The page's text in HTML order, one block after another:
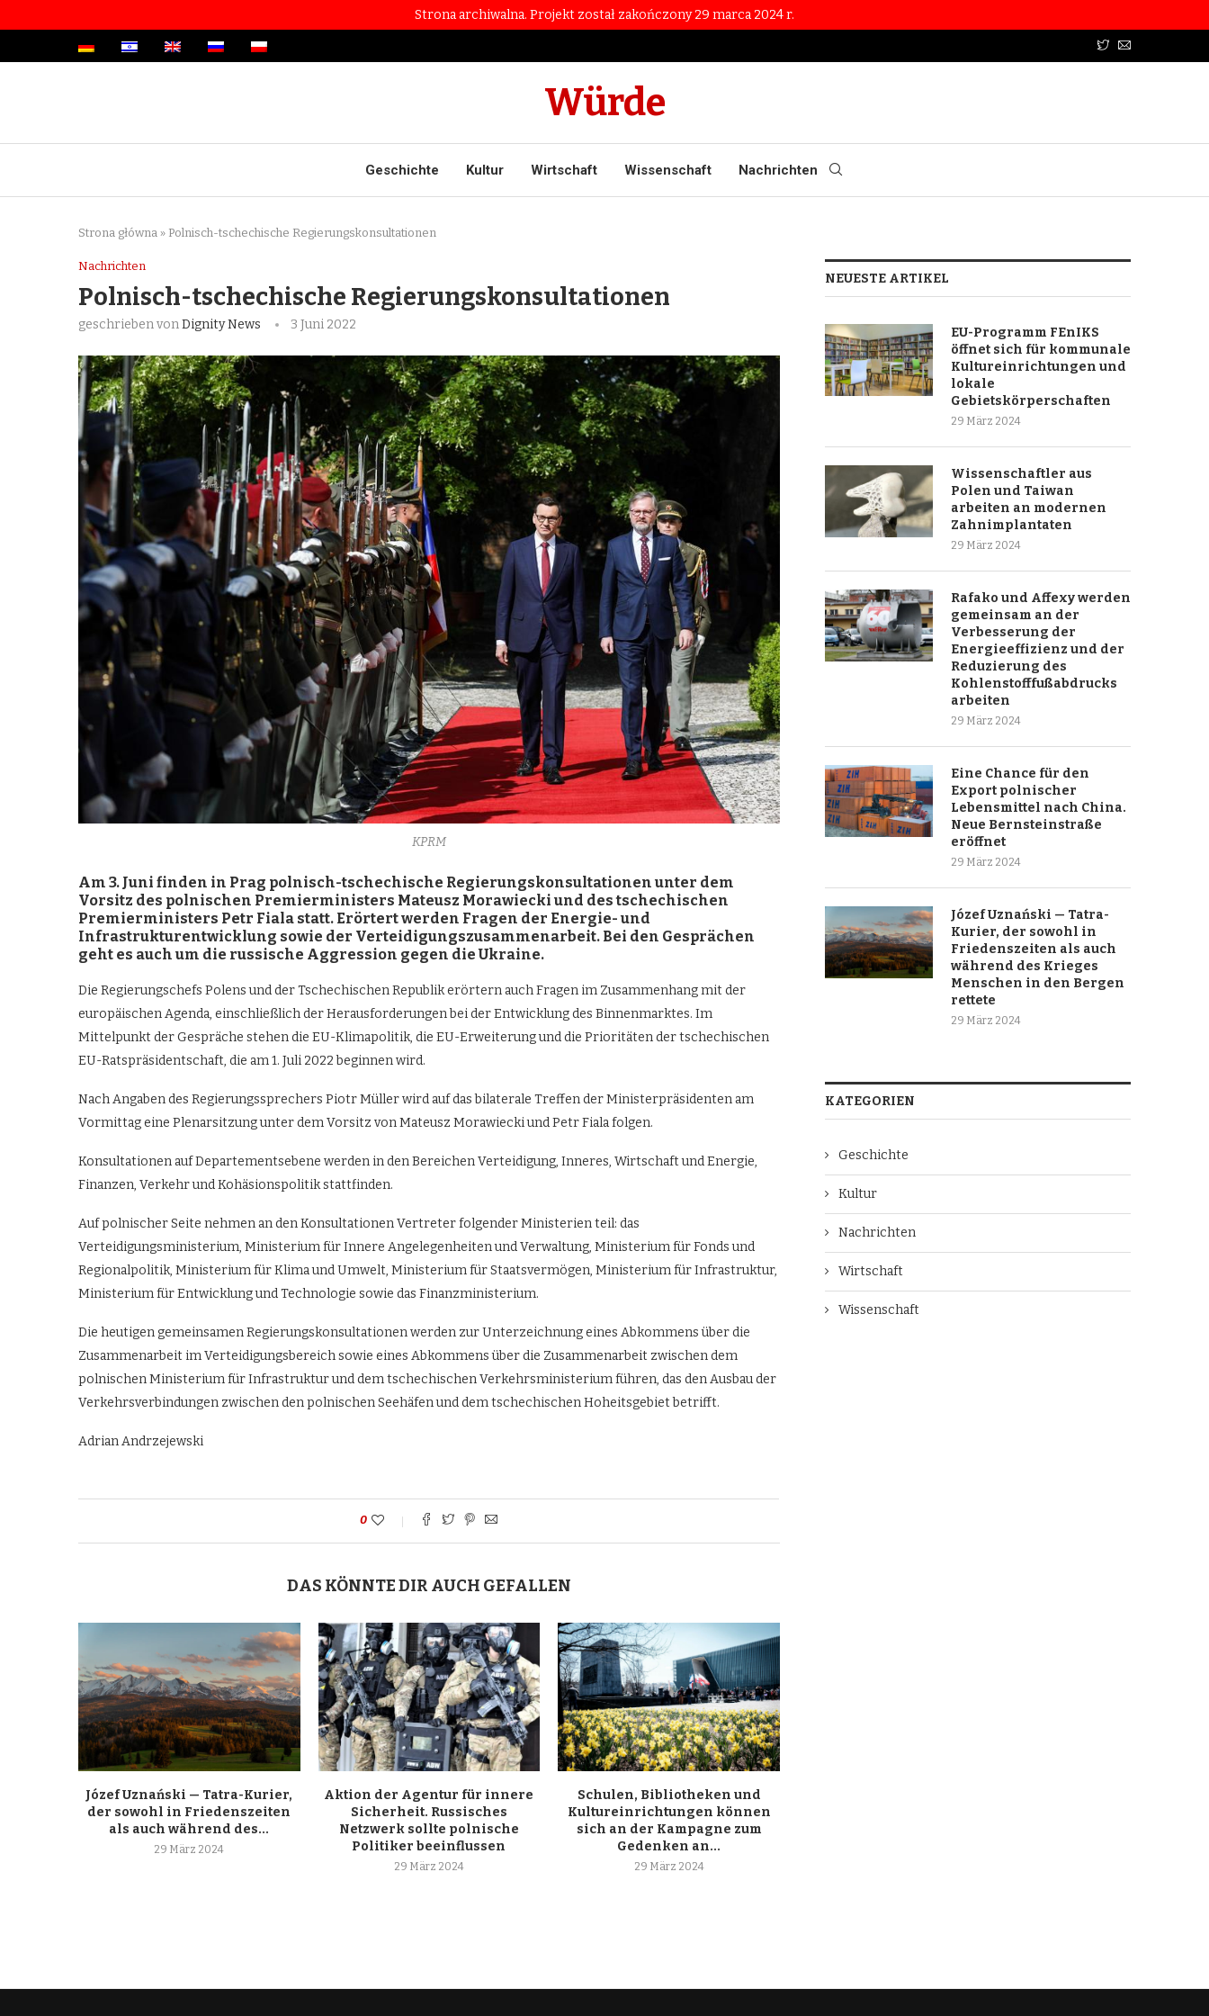
Strona archiwalna. Projekt został zakończony 29 marca 2024 r.
Würde
Geschichte Kultur Wirtschaft Wissenschaft Nachrichten
Strona główna » Polnisch-tschechische Regierungskonsultationen
Nachrichten
Polnisch-tschechische Regierungskonsultationen
geschrieben vonDignity News 3 Juni 2022
KPRM
Am 3. Juni finden in Prag polnisch-tschechische Regierungskonsultationen unter dem
Vorsitz des polnischen Premierministers Mateusz Morawiecki und des tschechischen
Premierministers Petr Fiala statt. Erörtert werden Fragen der Energie- und
Infrastrukturentwicklung sowie der Verteidigungszusammenarbeit. Bei den Gesprächen
geht es auch um die russische Aggression gegen die Ukraine.
Die Regierungschefs Polens und der Tschechischen Republik erörtern auch Fragen im Zusammenhang mit der
europäischen Agenda, einschließlich der Herausforderungen bei der Entwicklung des Binnenmarktes. Im
Mittelpunkt der Gespräche stehen die EU-Klimapolitik, die EU-Erweiterung und die Prioritäten der tschechischen
EU-Ratspräsidentschaft, die am 1. Juli 2022 beginnen wird.
Nach Angaben des Regierungssprechers Piotr Müller wird auf das bilaterale Treffen der Ministerpräsidenten am
Vormittag eine Plenarsitzung unter dem Vorsitz von Mateusz Morawiecki und Petr Fiala folgen.
Konsultationen auf Departementsebene werden in den Bereichen Verteidigung, Inneres, Wirtschaft und Energie,
Finanzen, Verkehr und Kohäsionspolitik stattfinden.
Auf polnischer Seite nehmen an den Konsultationen Vertreter folgender Ministerien teil: das
Verteidigungsministerium, Ministerium für Innere Angelegenheiten und Verwaltung, Ministerium für Fonds und
Regionalpolitik, Ministerium für Klima und Umwelt, Ministerium für Staatsvermögen, Ministerium für Infrastruktur,
Ministerium für Entwicklung und Technologie sowie das Finanzministerium.
Die heutigen gemeinsamen Regierungskonsultationen werden zur Unterzeichnung eines Abkommens über die
Zusammenarbeit im Verteidigungsbereich sowie eines Abkommens über die Zusammenarbeit zwischen dem
polnischen Ministerium für Infrastruktur und dem tschechischen Verkehrsministerium führen, das den Ausbau der
Verkehrsverbindungen zwischen den polnischen Seehäfen und dem tschechischen Hoheitsgebiet betrifft.
Adrian Andrzejewski
0
DAS KÖNNTE DIR AUCH GEFALLEN
Józef Uznański — Tatra-Kurier,
der sowohl in Friedenszeiten
als auch während des...
29 März 2024
Aktion der Agentur für innere
Sicherheit. Russisches
Netzwerk sollte polnische
Politiker beeinflussen
29 März 2024
Schulen, Bibliotheken und
Kultureinrichtungen können
sich an der Kampagne zum
Gedenken an...
29 März 2024
NEUESTE ARTIKEL
EU-Programm FEnIKS
öffnet sich für kommunale
Kultureinrichtungen und
lokale
Gebietskörperschaften
29 März 2024
Wissenschaftler aus
Polen und Taiwan
arbeiten an modernen
Zahnimplantaten
29 März 2024
Rafako und Affexy werden
gemeinsam an der
Verbesserung der
Energieeffizienz und der
Reduzierung des
Kohlenstofffußabdrucks
arbeiten
29 März 2024
Eine Chance für den
Export polnischer
Lebensmittel nach China.
Neue Bernsteinstraße
eröffnet
29 März 2024
Józef Uznański — Tatra-
Kurier, der sowohl in
Friedenszeiten als auch
während des Krieges
Menschen in den Bergen
rettete
29 März 2024
KATEGORIEN
Geschichte
Kultur
Nachrichten
Wirtschaft
Wissenschaft